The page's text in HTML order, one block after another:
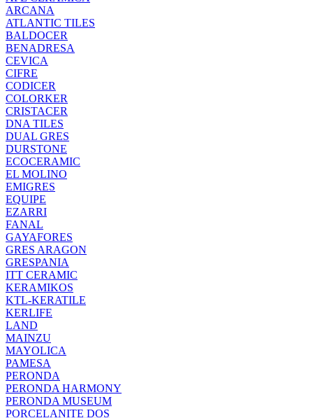
ARCANA
ATLANTIC TILES
BALDOCER
BENADRESA
CEVICA
CIFRE
CODICER
COLORKER
CRISTACER
DNA TILES
DUAL GRES
DURSTONE
ECOCERAMIC
EL MOLINO
EMIGRES
EQUIPE
EZARRI
FANAL
GAYAFORES
GRES ARAGON
GRESPANIA
ITT CERAMIC
KERAMIKOS
KTL-KERATILE
KERLIFE
LAND
MAINZU
MAYOLICA
PAMESA
PERONDA
PERONDA HARMONY
PERONDA MUSEUM
PORCELANITE DOS